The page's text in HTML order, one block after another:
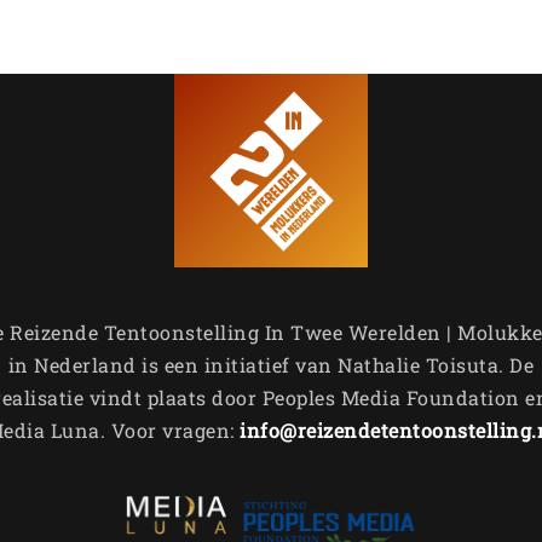
Reizende Tentoonstelling In Twee Werelden |
in Nederland is een initiatief van Nathalie Toisuta. De
vindt plaats door Peoples Media Foundation
Luna. Voor vragen: